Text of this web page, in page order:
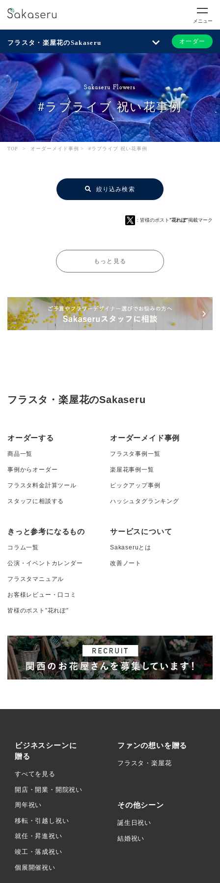
メニュー
フラスタ・楽屋花のSakaseru オーダー
Sakaseru Flowers
#ラブライブ 祝い花事例
TOP > オーダーメイド事例 > #ラブライブ 祝い花事例
絞り込み検索
：皆様のポスト“花れぽ”掲載マーク
もっと見る
フラスタ・楽屋花のSakaseru
オーダーする
商品一覧
事例からオーダー
フラスタ料金計算ツール
スタッフに相談する
オーダーメイド事例
フラスタ事例一覧
楽屋花事例一覧
ピックアップ事例
ハッシュタグランキング
きっと参考になるもの
コラム一覧
公演・イベントカレンダー
フラスタマニュアル
お客様レビュー・口コミ
皆様のポスト”花れぽ”
サービスについて
Sakaseruとは
改善ノート
ビジネスシーンに
贈る
すべてを見る
開店・開業・開院祝い
周年祝い
移転・引越し祝い
就任・昇進祝い
竣工・落成祝い
個展開催祝い
ファンの想いを贈る
フラスタ・楽屋花
その他シーン
誕生日祝い
結婚祝い